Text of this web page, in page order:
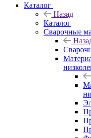
Каталог
Назад
Каталог
Сварочные